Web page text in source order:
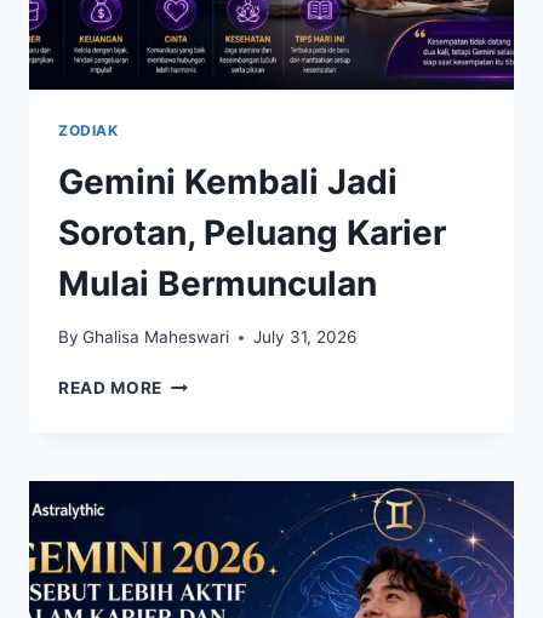
ZODIAK
Gemini Kembali Jadi
Sorotan, Peluang Karier
Mulai Bermunculan
By Ghalisa Maheswari July 31, 2026
READ MORE GEMINI
PELUANG
BERMUNCULAN